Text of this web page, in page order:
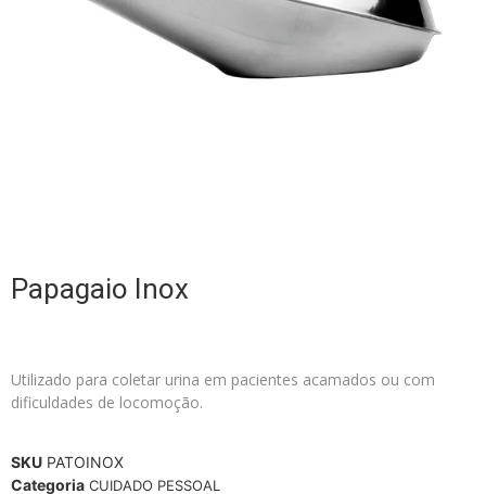
Papagaio Inox
Utilizado para coletar urina em pacientes acamados ou com
dificuldades de locomoção.
SKU PATOINOX
Categoria CUIDADO PESSOAL